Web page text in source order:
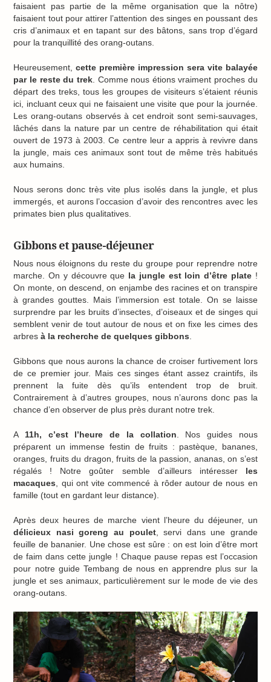
faisaient pas partie de la même organisation que la nôtre)
faisaient tout pour attirer l’attention des singes en poussant des
cris d’animaux et en tapant sur des bâtons, sans trop d’égard
pour la tranquillité des orang-outans.
Heureusement,cette première impression sera vite balayée
par le reste du trek. Comme nous étions vraiment proches du
départ des treks, tous les groupes de visiteurs s’étaient réunis
ici, incluant ceux qui ne faisaient une visite que pour la journée.
Les orang-outans observés à cet endroit sont semi-sauvages,
lâchés dans la nature par un centre de réhabilitation qui était
ouvert de 1973 à 2003. Ce centre leur a appris à revivre dans
la jungle, mais ces animaux sont tout de même très habitués
aux humains.
Nous serons donc très vite plus isolés dans la jungle, et plus
immergés, et aurons l’occasion d’avoir des rencontres avec les
primates bien plus qualitatives.
Gibbons et pause-déjeuner
Nous nous éloignons du reste du groupe pour reprendre notre
marche. On y découvre que la jungle est loin d’être plate!
On monte, on descend, on enjambe des racines et on transpire
à grandes gouttes. Mais l’immersion est totale. On se laisse
surprendre par les bruits d’insectes, d’oiseaux et de singes qui
semblent venir de tout autour de nous et on fixe les cimes des
arbresà la recherche de quelques gibbons
Gibbons que nous aurons la chance de croiser furtivement lors
de ce premier jour. Mais ces singes étant assez craintifs, ils
prennent la fuite dès qu’ils entendent trop de bruit.
Contrairement à d’autres groupes, nous n’aurons donc pas la
chance d’en observer de plus près durant notre trek.
A 11h, c’est l’heure de la collation . Nos guides nous
préparent un immense festin de fruits : pastèque, bananes,
oranges, fruits du dragon, fruits de la passion, ananas, on s’est
régalés ! Notre goûter semble d’ailleurs intéresser les
macaques , qui ont vite commencé à rôder autour de nous en
famille (tout en gardant leur distance).
Après deux heures de marche vient l’heure du déjeuner, un
délicieux nasi goreng au poulet, servi dans une grande
feuille de bananier. Une chose est sûre : on est loin d’être mort
de faim dans cette jungle ! Chaque pause repas est l’occasion
pour notre guide Tembang de nous en apprendre plus sur la
jungle et ses animaux, particulièrement sur le mode de vie des
orang-outans.